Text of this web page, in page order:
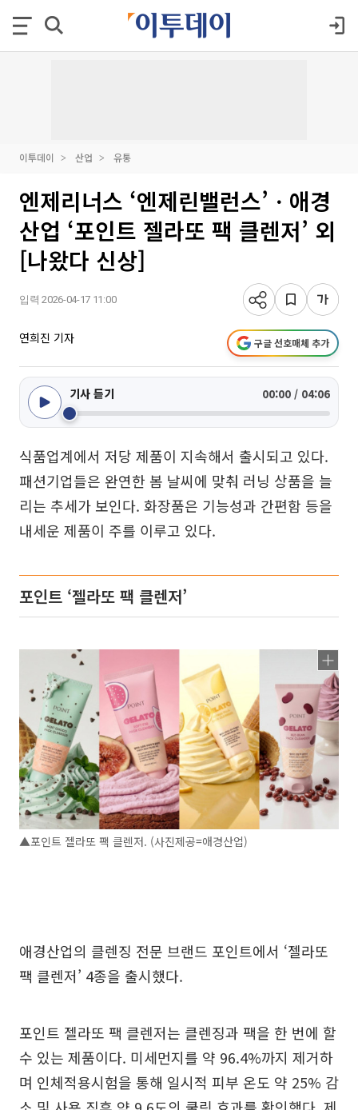
이투데이 산업 유통
엔제리너스 ‘엔제린밸런스’ㆍ애경
산업 ‘포인트 젤라또 팩 클렌저’ 외
[나왔다 신상]
입력 2026-04-17 11:00
연희진 기자 구글 선호매체 추가
기사 듣기 00:00 / 04:06
식품업계에서 저당 제품이 지속해서 출시되고 있다.
패션기업들은 완연한 봄 날씨에 맞춰 러닝 상품을 늘
리는 추세가 보인다. 화장품은 기능성과 간편함 등을
내세운 제품이 주를 이루고 있다.
포인트 ‘젤라또 팩 클렌저’
▲포인트 젤라또 팩 클렌저. (사진제공=애경산업)
애경산업의 클렌징 전문 브랜드 포인트에서 ‘젤라또
팩 클렌저’ 4종을 출시했다.
포인트 젤라또 팩 클렌저는 클렌징과 팩을 한 번에 할
수 있는 제품이다. 미세먼지를 약 96.4%까지 제거하
며 인체적용시험을 통해 일시적 피부 온도 약 25% 감